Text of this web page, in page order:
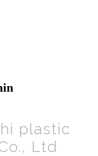
plastic
Ltd